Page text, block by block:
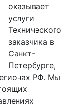
оказывает
услуги
Технического
заказчика в
Санкт-
Петербурге,
РФ. Мы